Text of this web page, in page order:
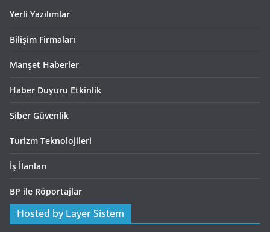
Yerli Yazılımlar
Bilişim Firmaları
Manşet Haberler
Haber Duyuru Etkinlik
Siber Güvenlik
Turizm Teknolojileri
İş İlanları
BP ile Röportajlar
Hosted by Layer Sistem